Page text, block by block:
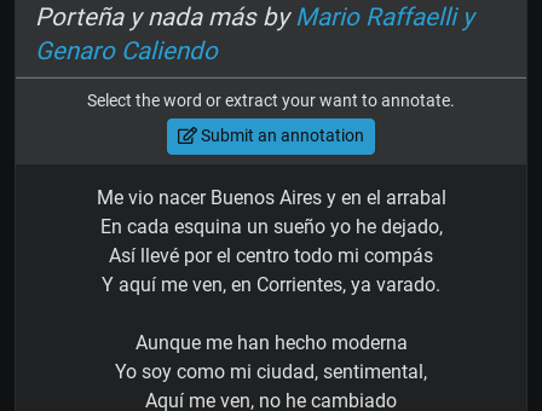
Porteña y nada más byMario Raffaelli y
Genaro Caliendo
Select the word or extract your want to annotate.
Submit an annotation
Me vio nacer Buenos Aires y en el arrabal
En cada esquina un sueño yo he dejado,
Así llevé por el centro todo mi compás
Y aquí me ven, en Corrientes, ya varado.
Aunque me han hecho moderna
Yo soy como mi ciudad, sentimental,
Aquí me ven, no he cambiado